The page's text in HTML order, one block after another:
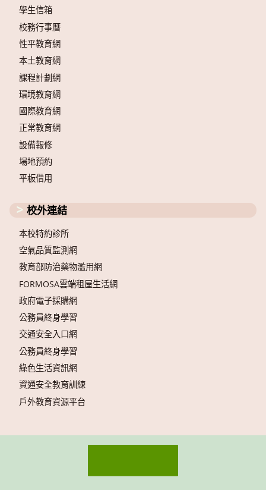
學生信箱
校務行事曆
性平教育網
本土教育網
課程計劃網
環境教育網
國際教育網
正常教育網
設備報修
場地預約
平板借用
校外連結
本校特約診所
空氣品質監測網
教育部防治藥物濫用網
FORMOSA雲端租屋生活網
政府電子採購網
公務員終身學習
交通安全入口網
公務員終身學習
綠色生活資訊網
資通安全教育訓練
戶外教育資源平台